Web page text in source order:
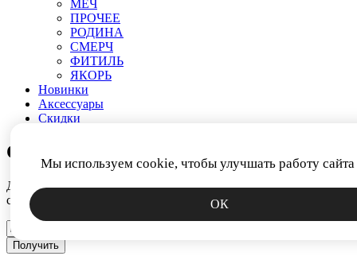
Мы используем cookie, чтобы улучшать работу сайта
ОК
МЕЧ
ПРОЧЕЕ
РОДИНА
СМЕРЧ
ФИТИЛЬ
ЯКОРЬ
Новинки
Аксессуары
Скидки
СКИДКА 15%
Дарим промокод за подписку на новости. Узнавайте первым о
скидках, коллекциях и спецпредложениях.
Получить